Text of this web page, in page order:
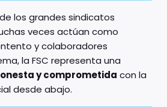
los grandes sindicatos
veces actúan como
y colaboradores
la FSC representa una
y comprometida con la
desde abajo.